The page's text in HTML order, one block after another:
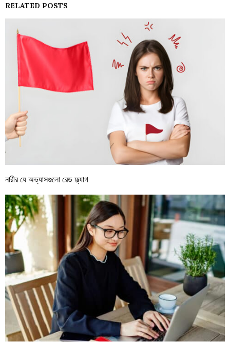
RELATED POSTS
নারীর যে অভ্যাসগুলো রেড ফ্ল্যাগ